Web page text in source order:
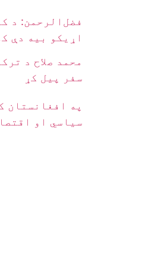
فضل‌الرحمن: د
اړیکو بیه دې
محمد صلاح د
سفر پیل کړ
په افغانستان
سیاسي او